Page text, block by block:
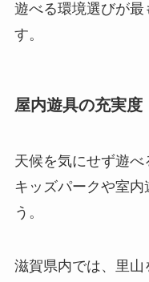
遊べる環境選びが最
す。
屋内遊具の充実度
天候を気にせず遊
キッズパークや室内
う。
滋賀県内では、里